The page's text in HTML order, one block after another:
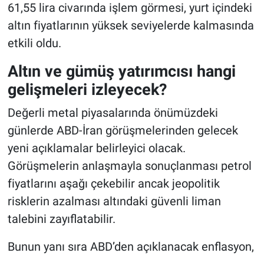
61,55 lira civarında işlem görmesi, yurt içindeki
altın fiyatlarının yüksek seviyelerde kalmasında
etkili oldu.
Altın ve gümüş yatırımcısı hangi
gelişmeleri izleyecek?
Değerli metal piyasalarında önümüzdeki
günlerde ABD-İran görüşmelerinden gelecek
yeni açıklamalar belirleyici olacak.
Görüşmelerin anlaşmayla sonuçlanması petrol
fiyatlarını aşağı çekebilir ancak jeopolitik
risklerin azalması altındaki güvenli liman
talebini zayıflatabilir.
Bunun yanı sıra ABD’den açıklanacak enflasyon,